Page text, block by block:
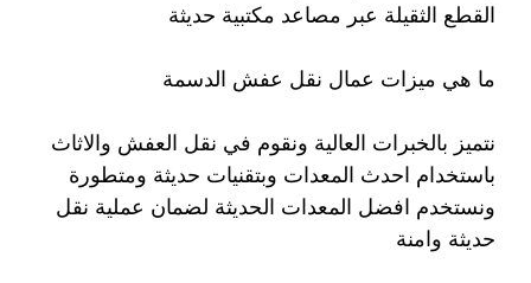
القطع الثقيلة عبر مصاعد مكتبية حديثة
ما هي ميزات عمال نقل عفش الدسمة
نتميز بالخبرات العالية ونقوم في نقل العفش والاثاث
باستخدام احدث المعدات وبتقنيات حديثة ومتطورة
ونستخدم افضل المعدات الحديثة لضمان عملية نقل
حديثة وامنة